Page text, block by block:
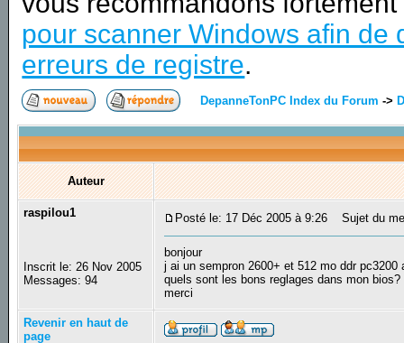
pour scanner Windows afin de
erreurs de registre.
DepanneTonPC Index du Forum ->
Auteur
raspilou1
Inscrit le: 26 Nov 2005
Messages: 94
Posté le: 17 Déc 2005 à 9:26 Sujet du
bonjour
j ai un sempron 2600+ et 512 mo ddr pc3200
quels sont les bons reglages dans mon bios?
merci
Revenir en haut de
page